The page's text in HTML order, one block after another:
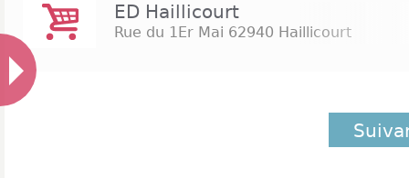
ED Haillicourt
Rue du 1Er Mai 62940 Haillicourt